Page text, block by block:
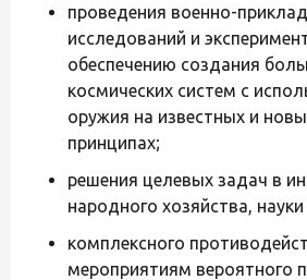
проведения военно-
исследований и
обеспечению создания
космических систем с
оружия на известных и
принципах;
решения целевых задач в
народного хозяйства,
комплексного
мероприятиям вероятного